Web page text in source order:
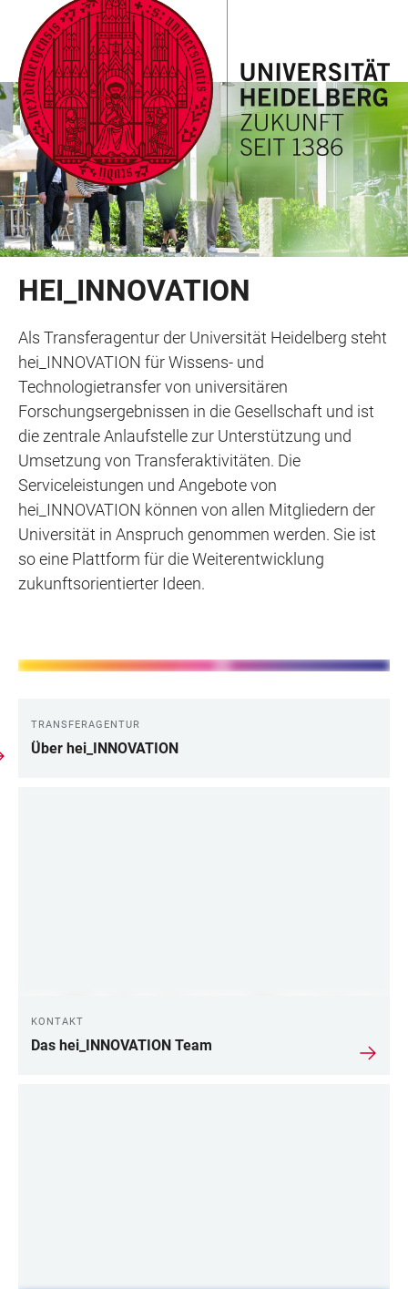
LINKS
ZUR
BARRIEREFREIHEIT
ZUM
HAUPTINHALT
HAUPTNAVIGATION
ÖFFNEN
WEBSEITENSUCHE
ÖFFNEN
HEI_INNOVATION
Als Transferagentur der Universität Heidelberg steht
hei_INNOVATION für Wissens- und
Technologietransfer von universitären
Forschungsergebnissen in die Gesellschaft und ist
die zentrale Anlaufstelle zur Unterstützung und
Umsetzung von Transferaktivitäten. Die
Serviceleistungen und Angebote von
hei_INNOVATION können von allen Mitgliedern der
Universität in Anspruch genommen werden. Sie ist
so eine Plattform für die Weiterentwicklung
zukunftsorientierter Ideen.
LINKS
TRANSFERAGENTUR
Über hei_INNOVATION
KONTAKT
Das hei_INNOVATION Team